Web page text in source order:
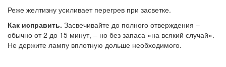
Реже желтизну усиливает перегрев при засветке.
Как исправить. Засвечивайте до полного отверждения –
обычно от 2 до 15 минут, – но без запаса «на всякий случай».
Не держите лампу вплотную дольше необходимого.